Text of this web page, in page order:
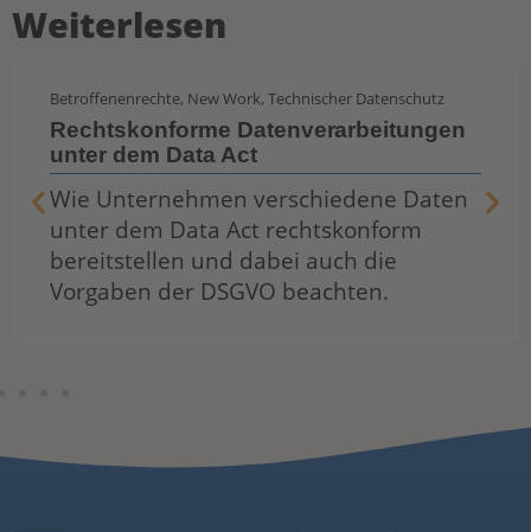
Weiterlesen
Betroffenenrechte, New Work, Technischer Datenschutz
Rechtskonforme Datenverarbeitungen
unter dem Data Act
Wie Unternehmen verschiedene Daten
unter dem Data Act rechtskonform
bereitstellen und dabei auch die
Vorgaben der DSGVO beachten.